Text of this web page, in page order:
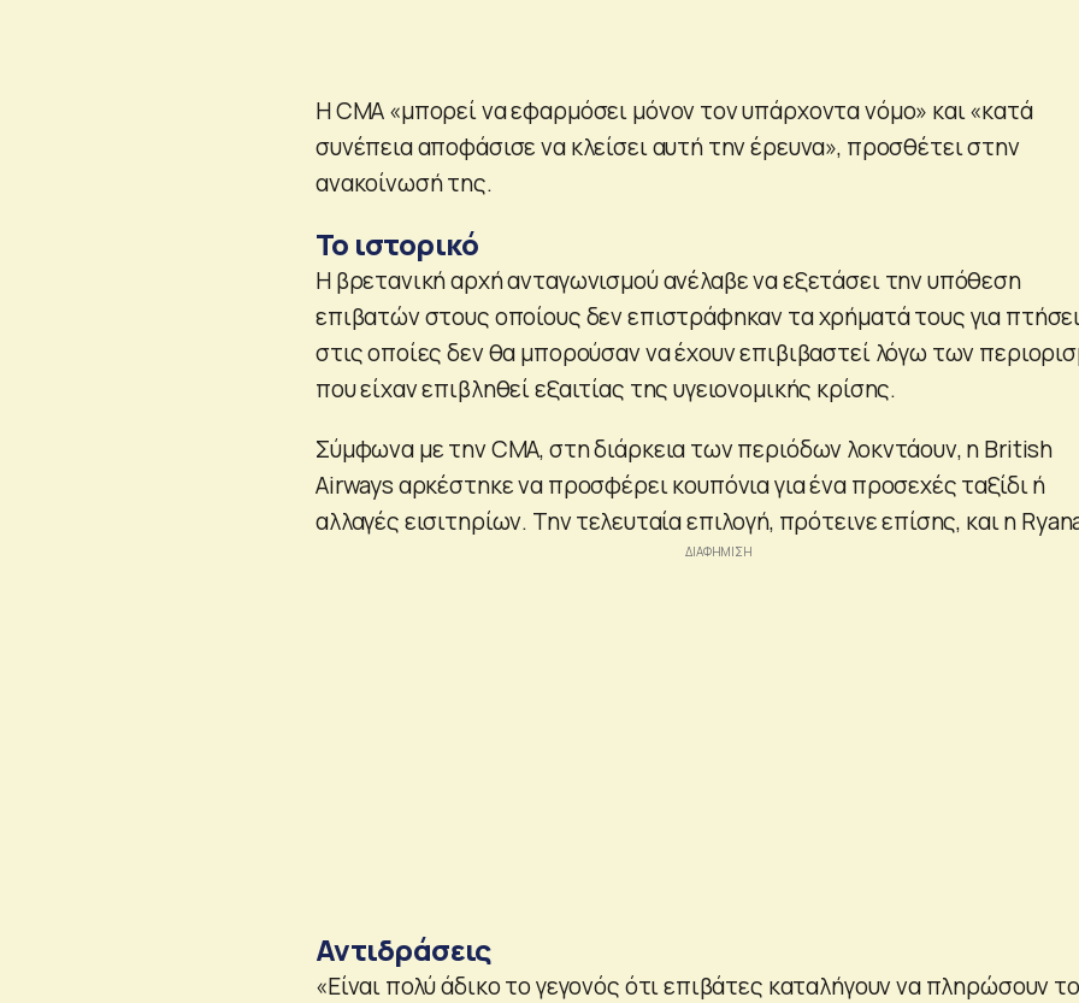
Η CMA «μπορεί να εφαρμόσει μόνον τον υπάρχοντα νόμο» και «κατά
συνέπεια αποφάσισε να κλείσει αυτή την έρευνα», προσθέτει στην
ανακοίνωσή της.
Το ιστορικό
Η βρετανική αρχή ανταγωνισμού ανέλαβε να εξετάσει την υπόθεση
επιβατών στους οποίους δεν επιστράφηκαν τα χρήματά τους για
στις οποίες δεν θα μπορούσαν να έχουν επιβιβαστεί λόγω των
που είχαν επιβληθεί εξαιτίας της υγειονομικής κρίσης.
Σύμφωνα με την CMA, στη διάρκεια των περιόδων λοκντάουν, η British
Airways αρκέστηκε να προσφέρει κουπόνια για ένα προσεχές ταξίδι ή
αλλαγές εισιτηρίων. Την τελευταία επιλογή, πρότεινε επίσης, και η
Αντιδράσεις
«Είναι πολύ άδικο το γεγονός ότι επιβάτες καταλήγουν να πληρώσουν